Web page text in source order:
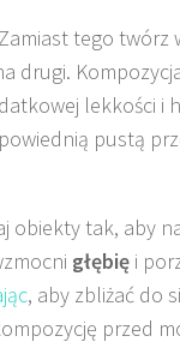
tego
drugi.
lekkości i
pustą
obiekty tak, aby
głębię i
, aby zbliżać do
przed